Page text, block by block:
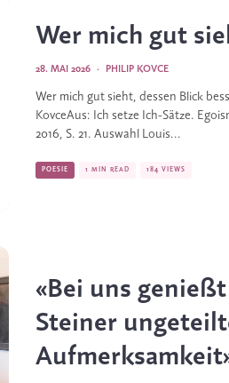
Wer mich gut
PHILIP KOVCE
·
28. MAI 2026
Wer mich gut sieht, dessen Blick
KovceAus: Ich setze Ich-Sätze.
2016, S. 21. Auswahl Louis...
POESIE 1 MIN READ 184 VIEWS
«Bei uns
Steiner